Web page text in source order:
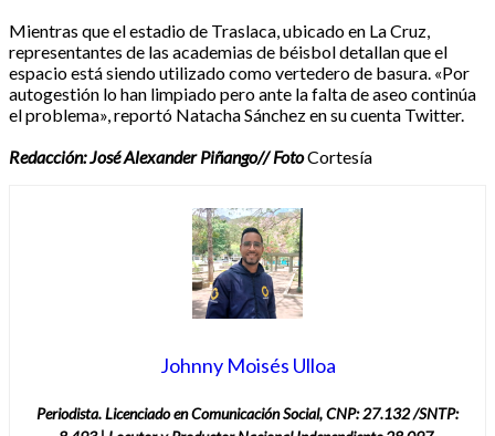
Mientras que el estadio de Traslaca, ubicado en La Cruz,
representantes de las academias de béisbol detallan que el
espacio está siendo utilizado como vertedero de basura. «Por
autogestión lo han limpiado pero ante la falta de aseo continúa
el problema», reportó Natacha Sánchez en su cuenta Twitter.
Redacción: José Alexander Piñango// FotoCortesía
Johnny Moisés Ulloa
Periodista. Licenciado en Comunicación Social, CNP: 27.132 /SNTP: